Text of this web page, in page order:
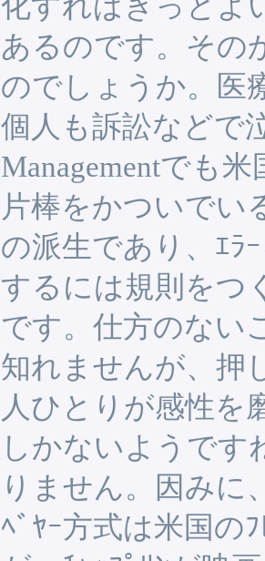
あるのです。その
のでしょうか。医
個人も訴訟などで
Managementでも米
片棒をかついでい
の派生であり、ｴﾗ
するには規則をつ
です。仕方のない
知れませんが、押
人ひとりが感性を
しかないようです
りません。因みに
ﾍﾞﾔｰ方式は米国の